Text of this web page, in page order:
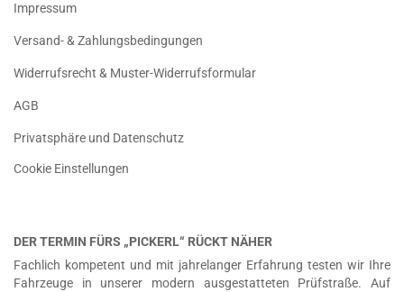
Impressum
Versand- & Zahlungsbedingungen
Widerrufsrecht & Muster-Widerrufsformular
AGB
Privatsphäre und Datenschutz
Cookie Einstellungen
DER TERMIN FÜRS „PICKERL“ RÜCKT NÄHER
Fachlich kompetent und mit jahrelanger Erfahrung testen wir Ihre
Fahrzeuge in unserer modern ausgestatteten Prüfstraße. Auf